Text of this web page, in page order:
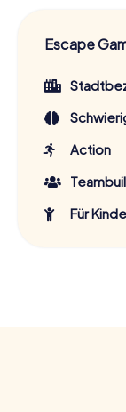
Escape
Action
Für